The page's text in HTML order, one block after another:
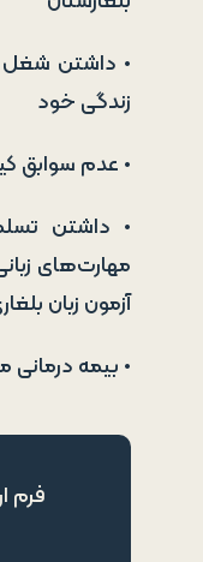
• داشتن شغل
زندگی خود
• عدم سوابق
• داشتن
مهارت‌های
آزمون زبان
• بیمه درمانی
فرم